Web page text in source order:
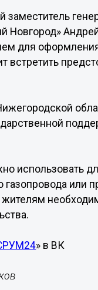
Новгород»
для
встретить
использовать
газопровода или
» в ВК